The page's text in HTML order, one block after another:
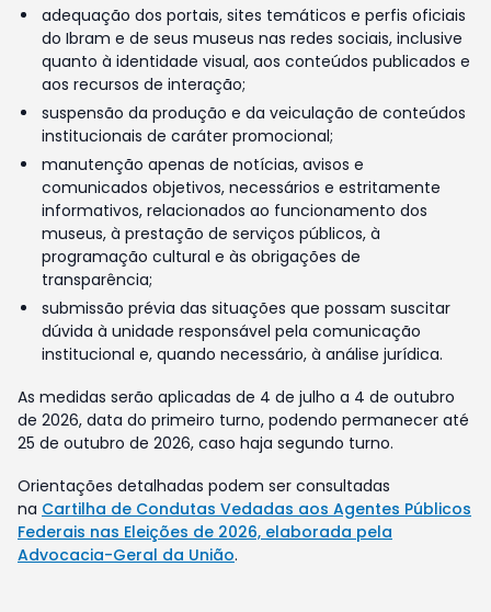
adequação dos portais, sites temáticos e perfis oficiais
do Ibram e de seus museus nas redes sociais, inclusive
quanto à identidade visual, aos conteúdos publicados e
aos recursos de interação;
suspensão da produção e da veiculação de conteúdos
institucionais de caráter promocional;
manutenção apenas de notícias, avisos e
comunicados objetivos, necessários e estritamente
informativos, relacionados ao funcionamento dos
museus, à prestação de serviços públicos, à
programação cultural e às obrigações de
transparência;
submissão prévia das situações que possam suscitar
dúvida à unidade responsável pela comunicação
institucional e, quando necessário, à análise jurídica.
As medidas serão aplicadas de 4 de julho a 4 de outubro
de 2026, data do primeiro turno, podendo permanecer até
25 de outubro de 2026, caso haja segundo turno.
Orientações detalhadas podem ser consultadas
na Cartilha de Condutas Vedadas aos Agentes Públicos
Federais nas Eleições de 2026, elaborada pela
Advocacia-Geral da União.